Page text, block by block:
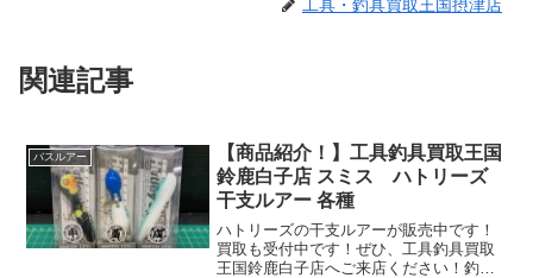
工具・釣具買取王国摂津店
関連記事
バスルアー
【商品紹介！】工具釣具買取王国
鈴鹿白子店 スミス ハトリーズ
干支ルアー 各種
ハトリーズの干支ルアーが販売中です！
買取も受付中です！ぜひ、工具釣具買取
王国鈴鹿白子店へご来店ください！釣具